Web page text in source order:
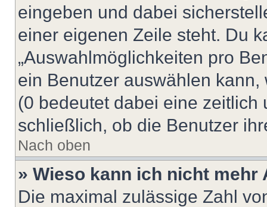
eingeben und dabei
einer eigenen Zeile steht. Du
„Auswahlmöglichkeiten pro
ein Benutzer auswählen
(0 bedeutet dabei eine zeitlich
schließlich, ob die Benutzer
Nach oben
» Wieso kann ich nicht
Die maximal zulässige Zahl